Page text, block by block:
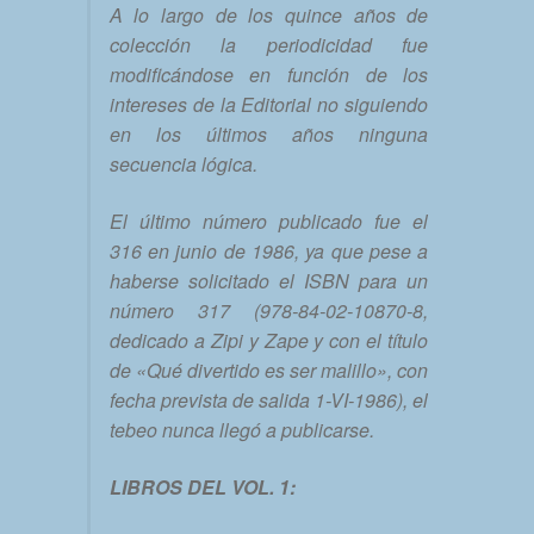
A lo largo de los quince años de
colección la periodicidad fue
modificándose en función de los
intereses de la Editorial no siguiendo
en los últimos años ninguna
secuencia lógica.
El último número publicado fue el
316 en junio de 1986, ya que pese a
haberse solicitado el ISBN para un
número 317 (978-84-02-10870-8,
dedicado a Zipi y Zape y con el título
de «Qué divertido es ser malillo», con
fecha prevista de salida 1-VI-1986), el
tebeo nunca llegó a publicarse.
LIBROS DEL VOL. 1: